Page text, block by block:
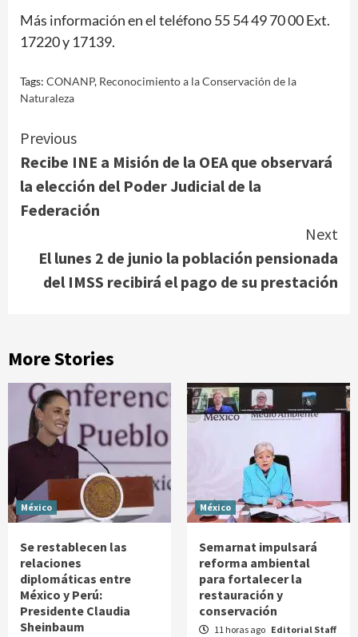
Más información en el teléfono 55 54 49 70 00 Ext.
17220 y 17139.
Tags: CONANP, Reconocimiento a la Conservación de la
Naturaleza
Continue
Reading
Previous
Recibe INE a Misión de la OEA que observará
la elección del Poder Judicial de la
Federación
Next
El lunes 2 de junio la población pensionada
del IMSS recibirá el pago de su prestación
More Stories
México
Se restablecen las
relaciones
diplomáticas entre
México y Perú:
Presidente Claudia
Sheinbaum
México
Semarnat impulsará
reforma ambiental
para fortalecer la
restauración y
conservación
11 horas ago Editorial Staff